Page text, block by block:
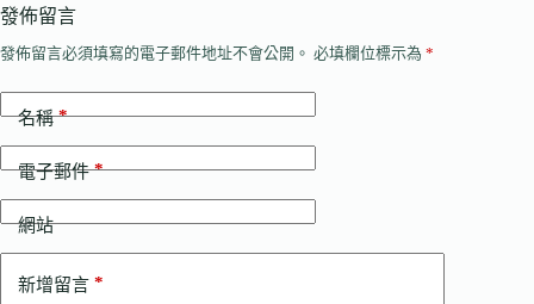
發佈留言
發佈留言必須填寫的電子郵件地址不會公開。 必填欄位標示為 *
名稱*
電子郵件*
網站
新增留言 *